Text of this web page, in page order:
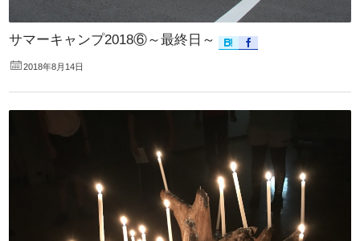
サマーキャンプ2018⑥～最終日～
2018年8月14日